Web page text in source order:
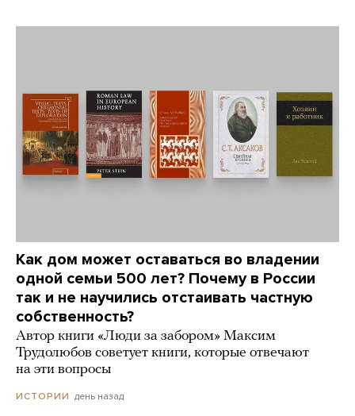
Как дом может оставаться во владении
одной семьи 500 лет? Почему в России
так и не научились отстаивать частную
собственность?
Автор книги «Люди за забором» Максим
Трудолюбов советует книги, которые отвечают
на эти вопросы
ИСТОРИИ день назад